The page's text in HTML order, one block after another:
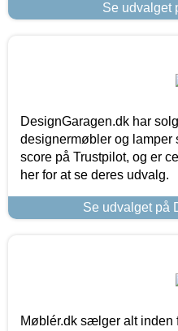
Se udvalget
DesignGaragen.dk har
designermøbler og lamper
score på Trustpilot, og er
her for at se deres udvalg.
Se udvalget på
Møblér.dk sælger alt inden